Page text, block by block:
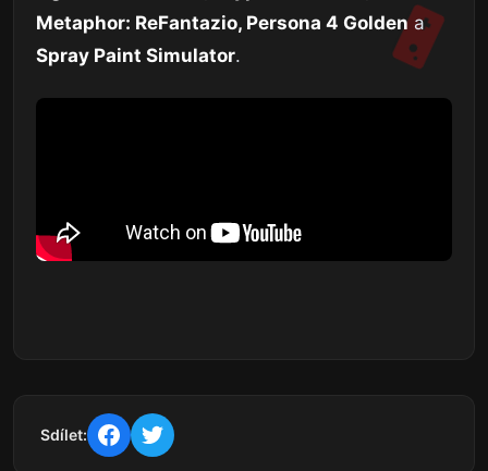
Metaphor: ReFantazio, Persona 4 Goldena
Spray Paint Simulator.
Sdílet: